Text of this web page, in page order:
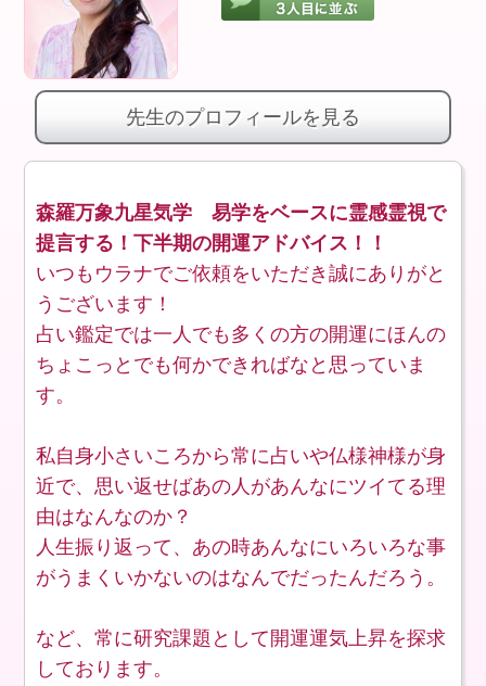
先生のプロフィールを見る
森羅万象九星気学 易学をベースに霊感霊視で
提言する！下半期の開運アドバイス！！
いつもウラナでご依頼をいただき誠にありがと
うございます！
占い鑑定では一人でも多くの方の開運にほんの
ちょこっとでも何かできればなと思っていま
す。
私自身小さいころから常に占いや仏様神様が身
近で、思い返せばあの人があんなにツイてる理
由はなんなのか？
人生振り返って、あの時あんなにいろいろな事
がうまくいかないのはなんでだったんだろう。
など、常に研究課題として開運運気上昇を探求
しております。